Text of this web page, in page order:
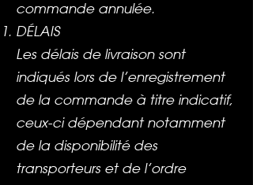
commande annulée.
DÉLAIS
Les délais de livraison sont
indiqués lors de l’enregistrement
de la commande à titre indicatif,
ceux-ci dépendant notamment
de la disponibilité des
transporteurs et de l’ordre